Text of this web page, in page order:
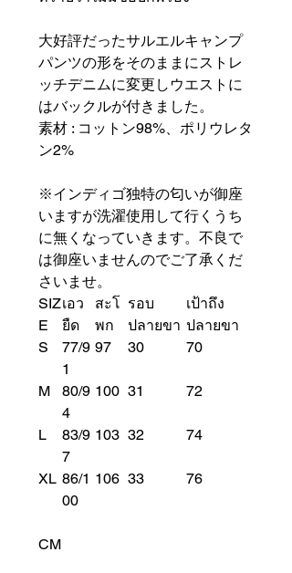
大好評だったサルエルキャンプ
パンツの形をそのままにストレ
ッチデニムに変更しウエストに
はバックルが付きました。
素材 : コットン98%、ポリウレタ
ン2%
※インディゴ独特の匂いが御座
いますが洗濯使用して行くうち
に無くなっていきます。不良で
は御座いませんのでご了承くだ
さいませ。
SIZ
E
เอว
ยืด
สะโ
พก
รอบ
ปลายขา
เป้าถึง
ปลายขา
S
77/9
1
97 30 70
M
80/9
4
100 31 72
L
83/9
7
103 32 74
XL 86/1
00
106 33 76
CM